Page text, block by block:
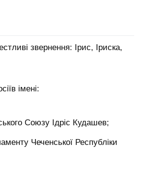
звернення: Ірис, Іриска,
імені:
Союзу Ідріс Кудашев;
Чеченської Республіки